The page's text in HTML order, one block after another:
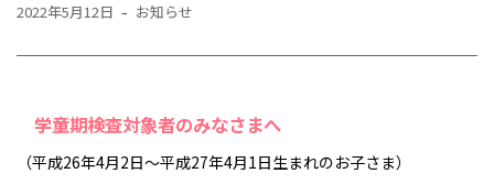
2022年5月12日 お知らせ
学童期検査対象者のみなさまへ
（平成26年4月2日～平成27年4月1日生まれのお子さま）